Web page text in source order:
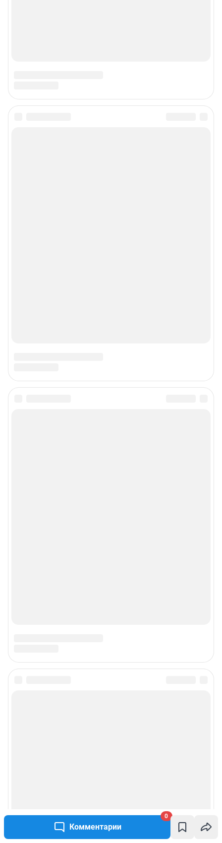
Комментарии
0